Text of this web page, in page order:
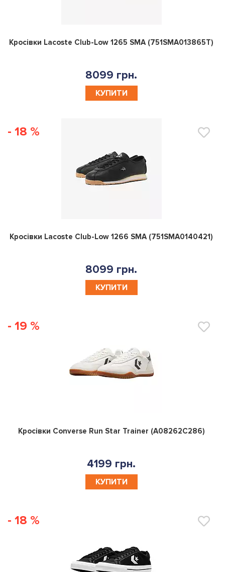
0
Кросівки Lacoste Club-Low 1265 SMA (751SMA013865T)
8099 грн.
КУПИТИ
- 18 %
0
Кросівки Lacoste Club-Low 1266 SMA (751SMA0140421)
8099 грн.
КУПИТИ
- 19 %
0
Кросівки Converse Run Star Trainer (A08262C286)
4199 грн.
КУПИТИ
- 18 %